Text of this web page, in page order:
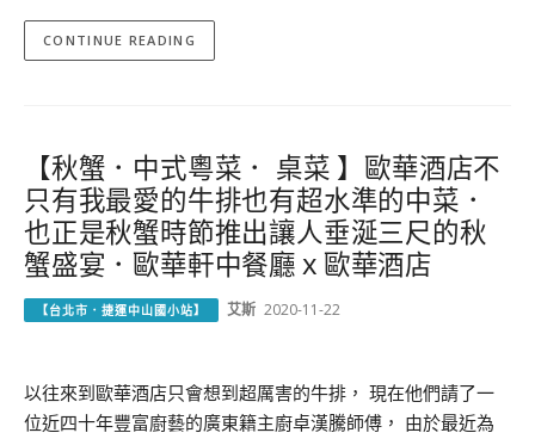
CONTINUE READING
【秋蟹．中式粵菜． 桌菜 】歐華酒店不
只有我最愛的牛排也有超水準的中菜．
也正是秋蟹時節推出讓人垂涎三尺的秋
蟹盛宴．歐華軒中餐廳ｘ歐華酒店
【台北市．捷運中山國小站】 艾斯 2020-11-22
以往來到歐華酒店只會想到超厲害的牛排， 現在他們請了一
位近四十年豐富廚藝的廣東籍主廚卓漢騰師傅， 由於最近為